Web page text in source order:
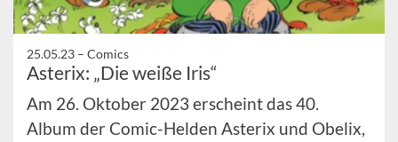
25.05.23 – Comics
Asterix: „Die weiße Iris“
Am 26. Oktober 2023 erscheint das 40.
Album der Comic-Helden Asterix und Obelix,